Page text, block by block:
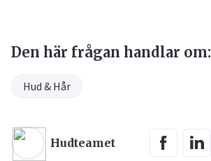
Den här frågan handlar om:
Hud & Hår
Hudteamet